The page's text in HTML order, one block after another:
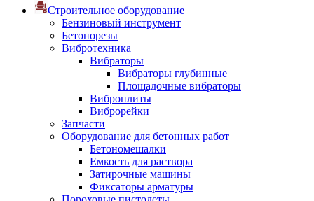
Строительное оборудование
Бензиновый инструмент
Бетонорезы
Вибротехника
Вибраторы
Вибраторы глубинные
Площадочные вибраторы
Виброплиты
Виброрейки
Запчасти
Оборудование для бетонных работ
Бетономешалки
Емкость для раствора
Затирочные машины
Фиксаторы арматуры